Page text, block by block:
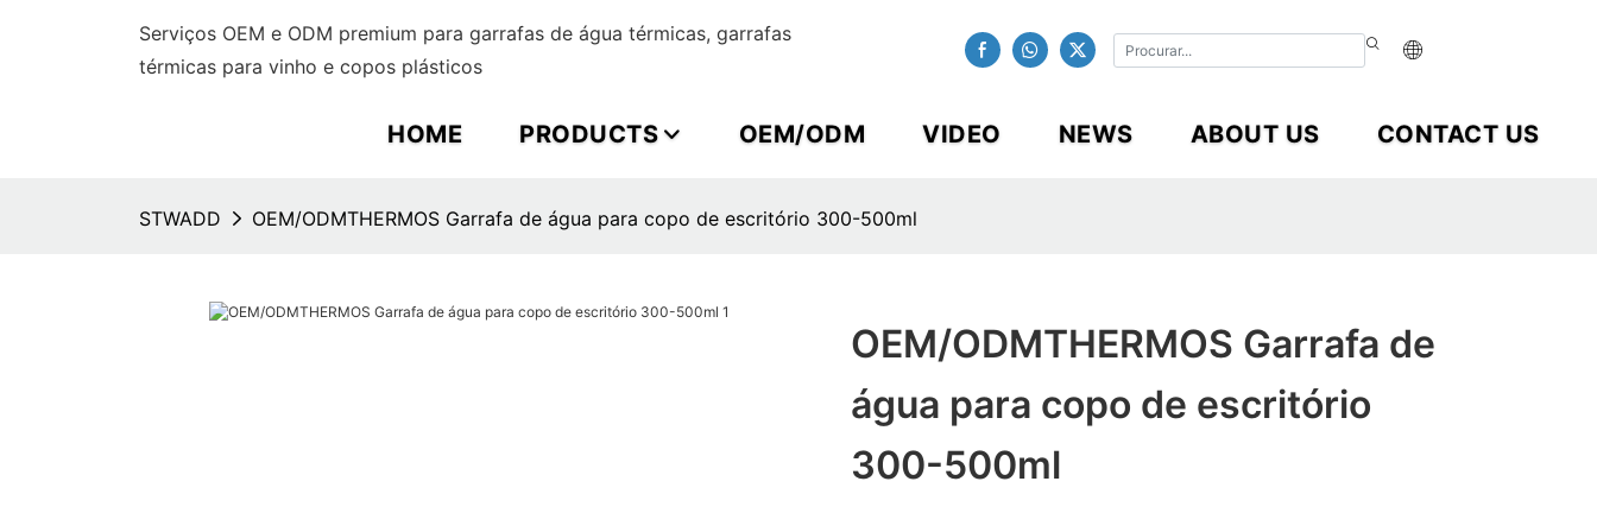
Serviços OEM e ODM premium para garrafas de água térmicas, garrafas
térmicas para vinho e copos plásticos
HOME PRODUCTS OEM/ODM VIDEO NEWS ABOUT US CONTACT US
STWADD OEM/ODMTHERMOS Garrafa de água para copo de escritório 300-500ml
OEM/ODMTHERMOS Garrafa de
água para copo de escritório
300-500ml